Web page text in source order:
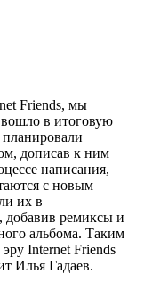
Friends, мы
в итоговую
дописав к ним
написания,
с новым
их в
ремиксы и
альбома. Таким
Internet Friends
Илья Гадаев.